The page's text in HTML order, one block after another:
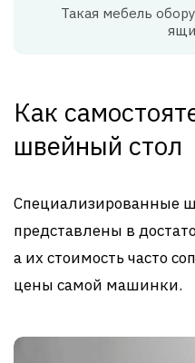
Такая мебель
Как
швейный стол
Специализированные
представлены в
а их стоимость часто
цены самой машинки.